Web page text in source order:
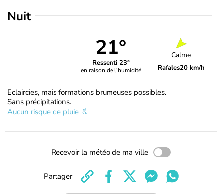
Nuit
21°
Ressenti 23°
en raison de l'humidité
Calme
Rafales20 km/h
Eclaircies, mais formations brumeuses possibles.
Sans précipitations.
Aucun risque de pluie
Recevoir la météo de ma ville
Partager